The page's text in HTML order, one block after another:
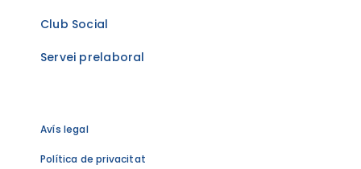
Club Social
Servei prelaboral
Avís legal
Política de privacitat